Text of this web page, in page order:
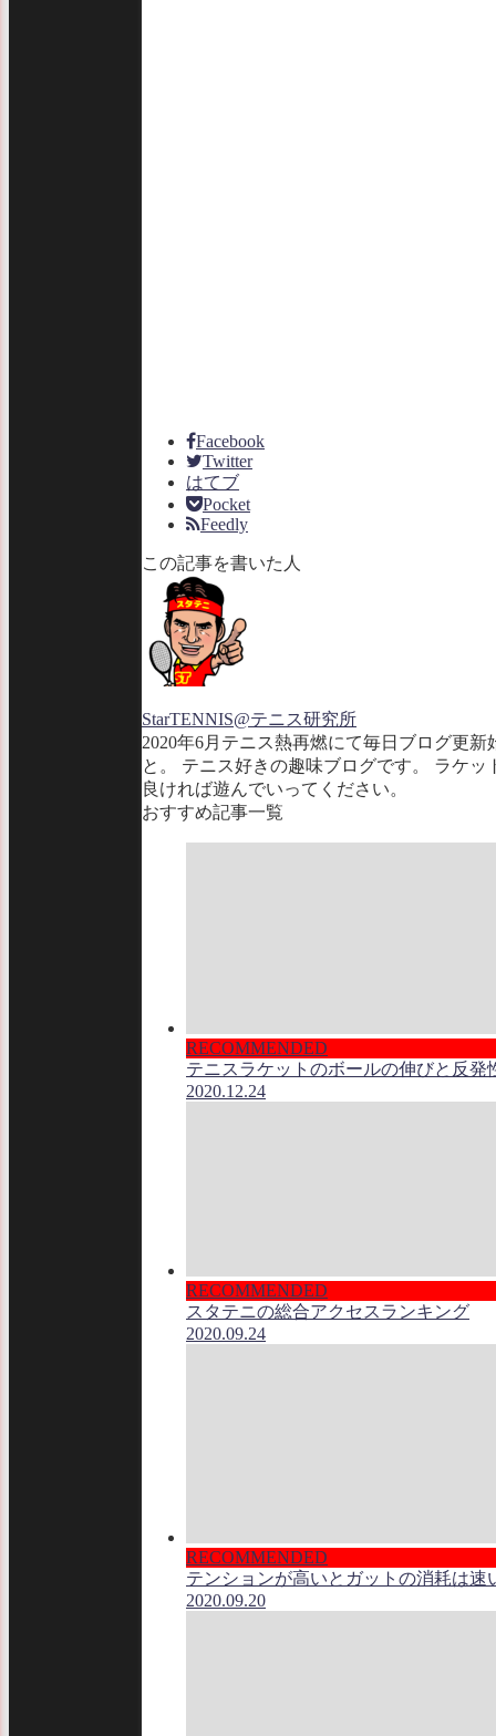
Facebook
Twitter
はてブ
Pocket
Feedly
この記事を書いた人
StarTENNIS@テニス研究所
2020年6月テニス熱再燃にて毎日ブログ更
と。 テニス好きの趣味ブログです。 ラケ
良ければ遊んでいってください。
おすすめ記事一覧
RECOMMENDED
テニスラケットのボールの伸びと反発
2020.12.24
RECOMMENDED
スタテニの総合アクセスランキング
2020.09.24
RECOMMENDED
テンションが高いとガットの消耗は速
2020.09.20